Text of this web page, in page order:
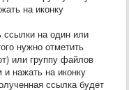
на иконку
ссылки на один или
нужно отметить
или группу файлов
нажать на иконку
ссылка будет